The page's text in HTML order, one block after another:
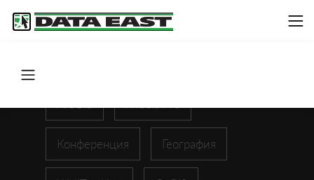
Конференция География